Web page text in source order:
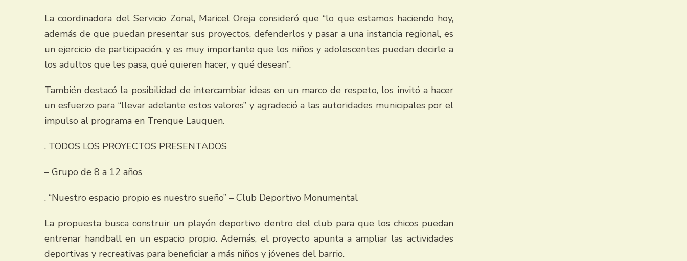
La coordinadora del Servicio Zonal, Maricel Oreja consideró que “lo que estamos haciendo hoy,
además de que puedan presentar sus proyectos, defenderlos y pasar a una instancia regional, es
un ejercicio de participación, y es muy importante que los niños y adolescentes puedan decirle a
los adultos que les pasa, qué quieren hacer, y qué desean”.
También destacó la posibilidad de intercambiar ideas en un marco de respeto, los invitó a hacer
un esfuerzo para “llevar adelante estos valores” y agradeció a las autoridades municipales por el
impulso al programa en Trenque Lauquen.
. TODOS LOS PROYECTOS PRESENTADOS
– Grupo de 8 a 12 años
. “Nuestro espacio propio es nuestro sueño” – Club Deportivo Monumental
La propuesta busca construir un playón deportivo dentro del club para que los chicos puedan
entrenar handball en un espacio propio. Además, el proyecto apunta a ampliar las actividades
deportivas y recreativas para beneficiar a más niños y jóvenes del barrio.